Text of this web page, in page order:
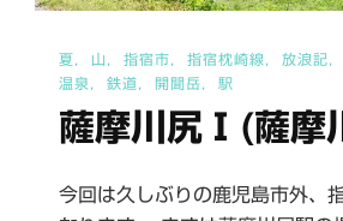
夏 山 指宿市 指宿枕崎線 放浪記
温泉
鉄道 開聞岳 駅
薩摩川尻Ⅰ(薩摩
今回は久しぶりの鹿児島市外、